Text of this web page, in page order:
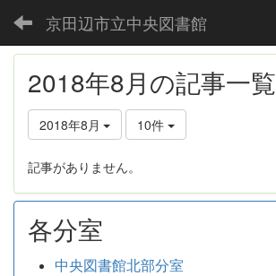
京田辺市立中央図書館
2018年8月の記事一覧
2018年8月 10件
記事がありません。
各分室
中央図書館北部分室